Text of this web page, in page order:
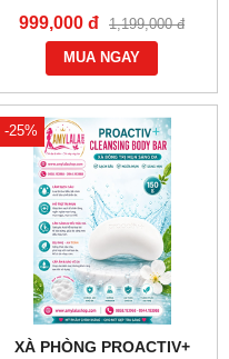
REVITALIZING TONER TRỊ
MỤN SĂN CHẮC SÁNG DA -
0858193968 - 0944193968 -
AMYLALASHOP.COM -
999,000 đ 1,199,000 đ
MUA NGAY
-25%
XÀ PHÒNG PROACTIV+